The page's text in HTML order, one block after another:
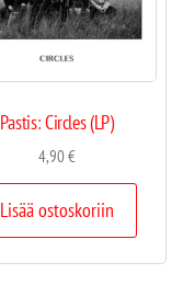
Pastis: Circles (LP)
4,90€
Lisää ostoskoriin